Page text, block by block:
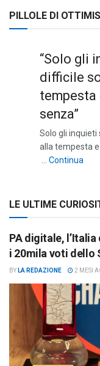
PILLOLE DI
“Solo gli
difficile
tempesta
senza”
Solo gli inquieti
alla
… Continua
LE ULTIME
PA digitale,
i 20mila voti dello
BY LA REDAZIONE 2 MESI